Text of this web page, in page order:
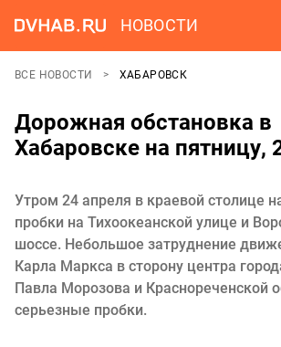
НОВОСТИ
ВСЕ НОВОСТИ ХАБАРОВСК
Дорожная обстановка в
Хабаровске на пятницу,
Утром 24 апреля в краевой столице
пробки на Тихоокеанской улице и
шоссе. Небольшое затруднение
Карла Маркса в сторону центра
Павла Морозова и Краснореченской
серьезные пробки.